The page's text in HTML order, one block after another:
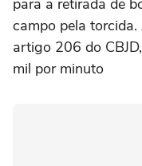
campo pela
artigo 206 do
mil por minuto